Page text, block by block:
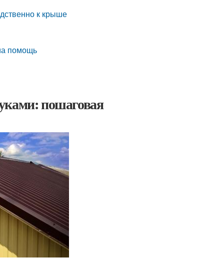
к крыше
помощь
пошаговая